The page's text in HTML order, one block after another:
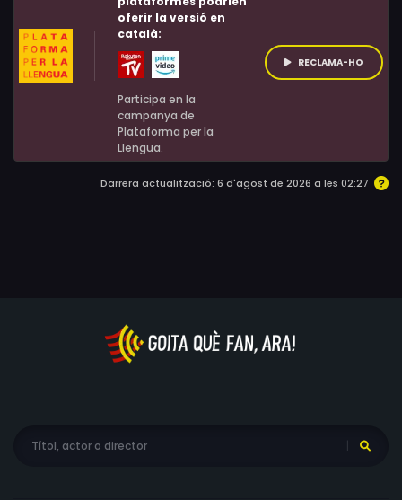
oferir la versió en
català:
Participa en la
campanya de
Plataforma per la
Llengua.
RECLAMA-HO
Darrera actualització: 6 d'agost de 2026 a les 02:27